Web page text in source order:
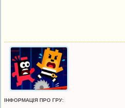
ІНФОРМАЦІЯ ПРО ГРУ: